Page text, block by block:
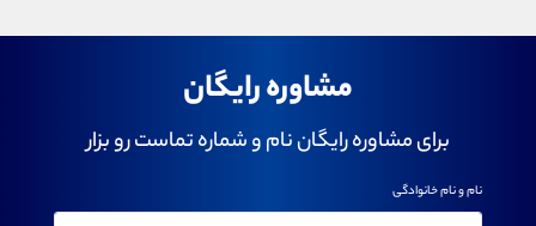
مشاوره رایگان
برای مشاوره رایگان نام و شماره تماست رو بزار
نام و نام خانوادگی